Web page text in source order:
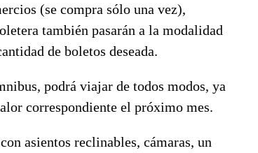
(se compra sólo una vez),
también pasarán a la modalidad
de boletos deseada.
podrá viajar de todos modos, ya
correspondiente el próximo mes.
asientos reclinables, cámaras, un